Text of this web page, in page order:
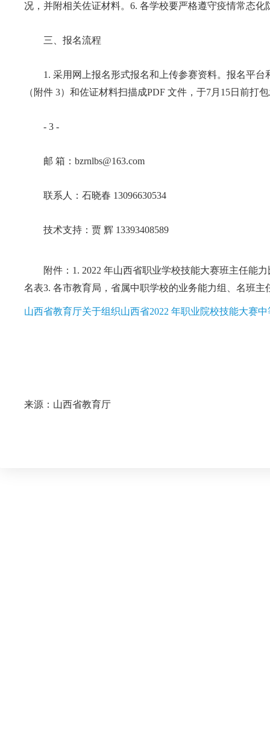
况，并附相关佐证材料。6. 各学校要严格遵守疫情常态
三、报名流程
1. 采用网上报名形式报名和上传参赛资料。报名平台
（附件 3）和佐证材料扫描成PDF 文件，于7月15日前
- 3 -
邮 箱：bzrnlbs@163.com
联系人：石晓春 13096630534
技术支持：贾 辉 13393408589
附件：1. 2022 年山西省职业学校技能大赛班主任能力
名表3. 各市教育局，省属中职学校的业务能力组、名班主
山西省教育厅关于组织山西省2022 年职业院校技能大赛
来源：山西省教育厅